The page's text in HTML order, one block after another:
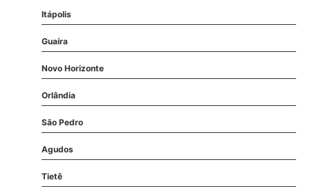
Itápolis
Guaíra
Novo Horizonte
Orlândia
São Pedro
Agudos
Tietê